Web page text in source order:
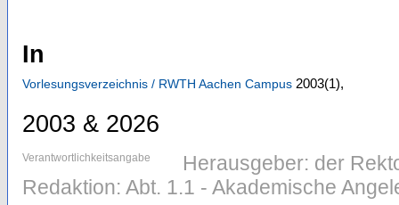
In
Vorlesungsverzeichnis / RWTH Aachen Campus 2003(1),
2003 & 2026
Verantwortlichkeitsangabe
Herausgeber: der
Redaktion: Abt. 1.1 - Akademische